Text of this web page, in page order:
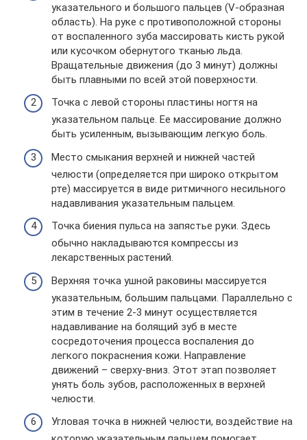
указательного и большого пальцев (V-образная
область). На руке с противоположной стороны
от воспаленного зуба массировать кисть рукой
или кусочком обернутого тканью льда.
Вращательные движения (до 3 минут) должны
быть плавными по всей этой поверхности.
Точка с левой стороны пластины ногтя на
указательном пальце. Ее массирование должно
быть усиленным, вызывающим легкую боль.
Место смыкания верхней и нижней частей
челюсти (определяется при широко открытом
рте) массируется в виде ритмичного несильного
надавливания указательным пальцем.
Точка биения пульса на запястье руки. Здесь
обычно накладываются компрессы из
лекарственных растений.
Верхняя точка ушной раковины массируется
указательным, большим пальцами. Параллельно с
этим в течение 2-3 минут осуществляется
надавливание на болящий зуб в месте
сосредоточения процесса воспаления до
легкого покраснения кожи. Направление
движений – сверху-вниз. Этот этап позволяет
унять боль зубов, расположенных в верхней
челюсти.
Угловая точка в нижней челюсти, воздействие на